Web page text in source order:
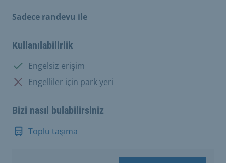
Sadece randevu ile
Kullanılabilirlik
Mevcut:Engelsiz erişim
Mevcut değil:
Engelliler için park yeri
Bizi nasıl bulabilirsiniz
Toplu taşıma